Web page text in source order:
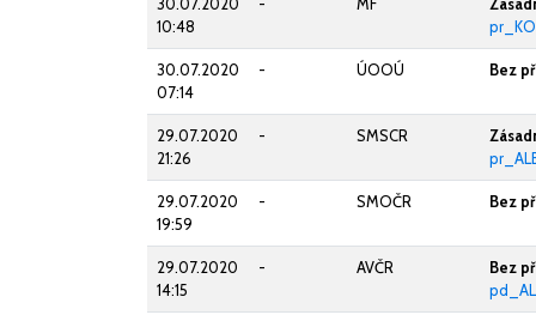
10:48
30.07.2020
07:14
- ÚOOÚ Bez
29.07.2020
21:26
- SMSCR
29.07.2020
19:59
- SMOČR Bez
29.07.2020
14:15
- AVČR
Bez